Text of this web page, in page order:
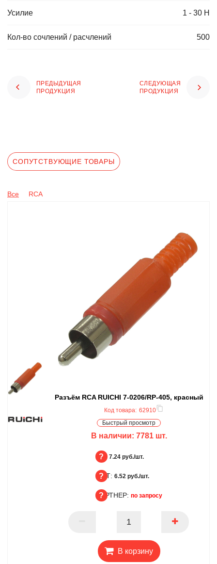
Усилие 1 - 30 Н
Кол-во сочлений / расчлений 500
ПРЕДЫДУЩАЯ
ПРОДУКЦИЯ
СЛЕДУЮЩАЯ
ПРОДУКЦИЯ
СОПУТСТВУЮЩИЕ ТОВАРЫ
Все RCA
Разъём RCA RUICHI 7-0206/RP-405, красный
Код товара: 62910
Быстрый просмотр
В наличии: 7781шт.
БЦ: 7.24 руб./шт.
ОПТ: 6.52 руб./шт.
ПАРТНЕР: по запросу
В корзину